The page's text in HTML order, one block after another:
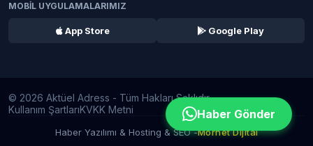
MOBİL UYGULAMALARIMIZ
App Store Google Play
© 2026 Aktüel Adress - Tüm Hakları Saklıdır.
Kullanım ŞartlarıKVKK Metni
Haber Yazılımı & Hosting & SEO -Mornet Dijital
Haber Gönder